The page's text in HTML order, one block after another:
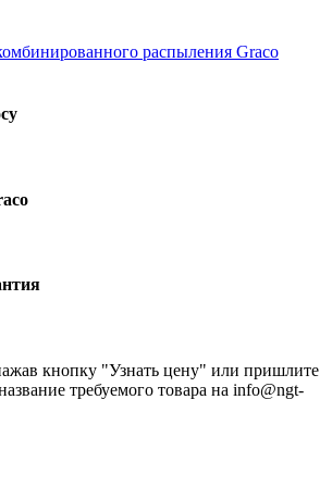
кнопку "Узнать цену" или пришлите
требуемого товара на info@ngt-